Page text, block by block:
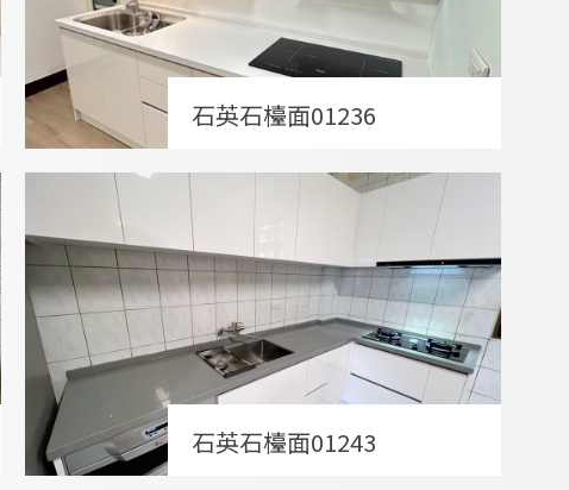
石英石檯面01236
石英石檯面01243